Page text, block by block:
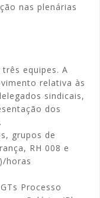
nas plenárias
equipes. A
relativa às
sindicais,
dos
grupos de
RH 008 e
horas
Processo